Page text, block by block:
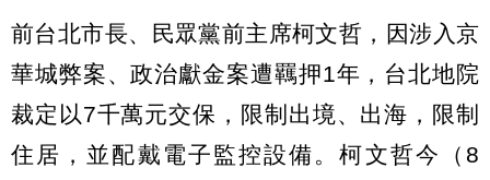
前台北市長、民眾黨前主席柯文哲，因涉入京
華城弊案、政治獻金案遭羈押1年，台北地院
裁定以7千萬元交保，限制出境、出海，限制
住居，並配戴電子監控設備。柯文哲今（8